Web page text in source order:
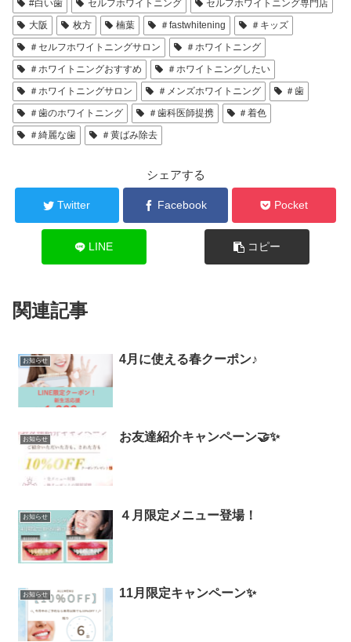
#白い歯 セルフホワイトニング
セルフホワイトニング専門店
大阪
枚方 楠葉 ＃fastwhitening
＃キッズ
＃セルフホワイトニングサロン
＃ホワイトニング
＃ホワイトニングおすすめ
＃ホワイトニングしたい
＃ホワイトニングサロン
＃メンズホワイトニング
＃歯
＃歯のホワイトニング
＃歯科医師提携
＃着色
＃綺麗な歯
＃黄ばみ除去
シェアする
Twitter Facebook Pocket
LINE コピー
関連記事
お知らせ 4月に使える春クーポン♪
お知らせ お友達紹介キャンペーン🤝✨
お知らせ ４月限定メニュー登場！
お知らせ 11月限定キャンペーン✨